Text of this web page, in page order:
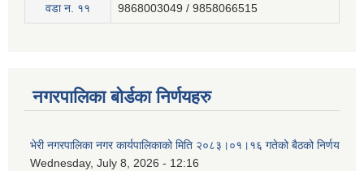
वडा न‍. ११ 9868003049 / 9858066515
नगरपालिका बोर्डका निर्णयहरु
भेरी नगरपालिका नगर कार्यपालिकाको मिति २०८३।०१।१६ गतेको बैठको निर्णय
Wednesday, July 8, 2026 - 12:16